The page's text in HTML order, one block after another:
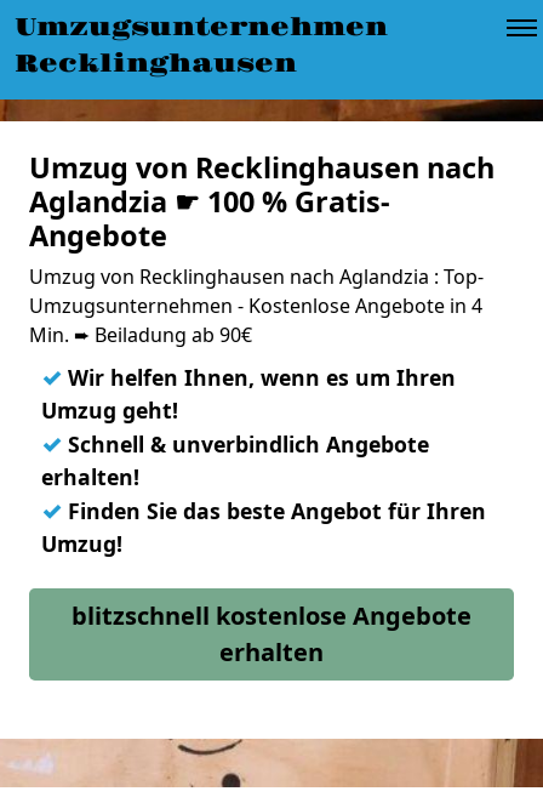
Umzugsunternehmen
Recklinghausen
Umzug von Recklinghausen nach
Aglandzia ☛ 100 % Gratis-
Angebote
Umzug von Recklinghausen nach Aglandzia : Top-
Umzugsunternehmen - Kostenlose Angebote in 4
Min. ➨ Beiladung ab 90€
✓ Wir helfen Ihnen, wenn es um Ihren
Umzug geht!
✓ Schnell & unverbindlich Angebote
erhalten!
✓ Finden Sie das beste Angebot für Ihren
Umzug!
blitzschnell kostenlose Angebote
erhalten